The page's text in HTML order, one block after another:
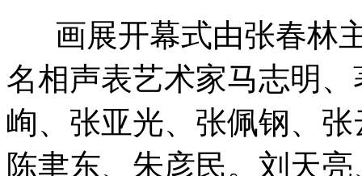
画展开幕式由张春林
名相声表艺术家马志明
峋、张亚光、张佩钢、
陈聿东、朱彦民。刘天